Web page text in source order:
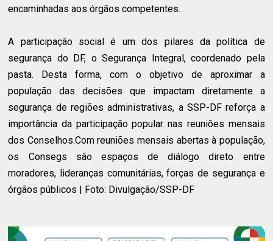
encaminhadas aos órgãos competentes.
A participação social é um dos pilares da política de
segurança do DF, o Segurança Integral, coordenado pela
pasta. Desta forma, com o objetivo de aproximar a
população das decisões que impactam diretamente a
segurança de regiões administrativas, a SSP-DF reforça a
importância da participação popular nas reuniões mensais
dos Conselhos.Com reuniões mensais abertas à população,
os Consegs são espaços de diálogo direto entre
moradores, lideranças comunitárias, forças de segurança e
órgãos públicos | Foto: Divulgação/SSP-DF